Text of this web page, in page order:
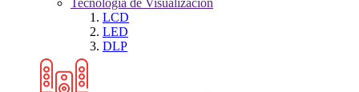
LCD
LED
DLP